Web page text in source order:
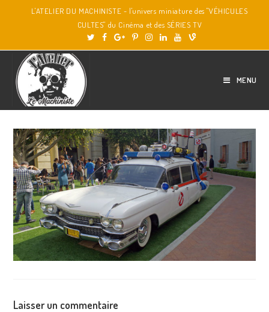
L'ATELIER DU MACHINISTE - l'univers miniature des "VÉHICULES
CULTES" du Cinéma et des SÉRIES TV
MENU
Laisser un commentaire